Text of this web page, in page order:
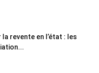
revente en l’état : les